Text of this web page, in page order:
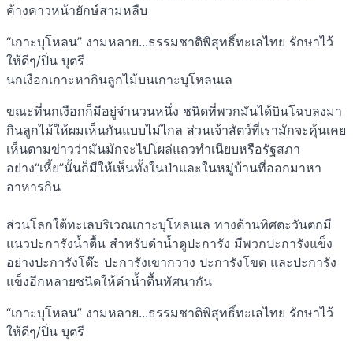
ค้างคาวหน้ายักษ์สามหลืบ
“เกาะบุโหลน” งามหลาย...ธรรมชาติพิสุทธิ์ทะเลไทย รักษาไว้
ให้ดีๆ/ปิ่น บุตรี
นกเงือกเกาะหากินลูกไม้บนเกาะบุโหลนเล
ขณะที่นกเงือกก็มีอยู่จำนวนหนึ่ง ชนิดที่พวกมันได้บินโฉบลงมา
กินลูกไม้ให้ผมเห็นกันแบบไม่ไกล ส่วนเจ้าสัตว์ที่เรามักจะคุ้นเคย
เห็นตามข่าวว่ามันมักจะไปโผล่แถวทำเนียบหรือรัฐสภา
อย่าง“เหี้ย”นั้นก็มีให้เห็นทั้งในป่าและในหมู่บ้านที่ออกมาหา
อาหารกิน
ส่วนโลกใต้ทะเลบริเวณเกาะบุโหลนเล ทางด้านทิศตะวันตกมี
แนวปะการังน้ำตื้น สำหรับดำน้ำดูปะการัง มีพวกปะการังแข็ง
อย่างปะการังโต๊ะ ปะการังเขากวาง ปะการังโขด และปะการัง
แข็งอีกหลายชนิดให้ดำน้ำตื้นทัศนากัน
“เกาะบุโหลน” งามหลาย...ธรรมชาติพิสุทธิ์ทะเลไทย รักษาไว้
ให้ดีๆ/ปิ่น บุตรี